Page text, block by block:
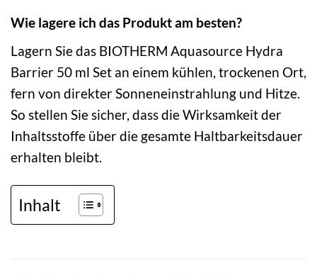
Wie lagere ich das Produkt am besten?
Lagern Sie das BIOTHERM Aquasource Hydra
Barrier 50 ml Set an einem kühlen, trockenen Ort,
fern von direkter Sonneneinstrahlung und Hitze.
So stellen Sie sicher, dass die Wirksamkeit der
Inhaltsstoffe über die gesamte Haltbarkeitsdauer
erhalten bleibt.
Inhalt